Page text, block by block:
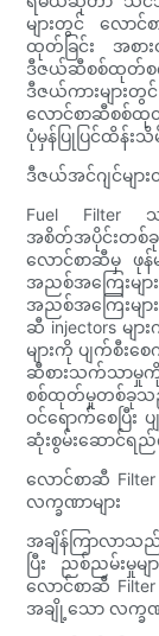
များတွင် လောင်
ထုတ်ခြင်း အစာ
ဒီဇယ်ဆီစစ်ထုတ်
ဒီဇယ်ကားများ
လောင်စာဆီစစ်ထု
ပုံမှန်ပြုပြင်ထိန်း
ဒီဇယ်အင်ဂျင်မျာ
Fuel Filter
အစိတ်အပိုင်းတစ်
လောင်စာဆီမှ ဖုန်
အညစ်အကြေးမ
အညစ်အကြေးမျ
ဆီ injectors မျ
များကို ပျက်စီး
ဆီစားသက်သာမှုကို
စစ်ထုတ်မှုတစ်ခုသ
ဝင်ရောက်စေပြီး
ဆုံးစွမ်းဆောင်ရ
လောင်စာဆီ
လက္ခဏာများ
အချိန်ကြာလာ
ပြီး ညစ်ညမ်းမှု
လောင်စာဆီ
အချို့သော လက္ခဏ